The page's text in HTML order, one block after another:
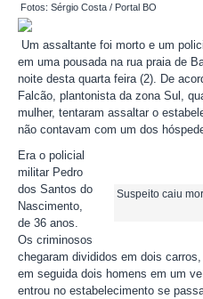
Fotos: Sérgio Costa / Portal BO
Um assaltante foi morto e um
em uma pousada na rua praia de
noite desta quarta feira (2). De
Falcão, plantonista da zona Sul,
mulher, tentaram assaltar o
não contavam com um dos
Suspeito caiu
Era o policial
militar Pedro
dos Santos do
Nascimento,
de 36 anos.
Os criminosos
chegaram divididos em dois
em seguida dois homens em um
entrou no estabelecimento se